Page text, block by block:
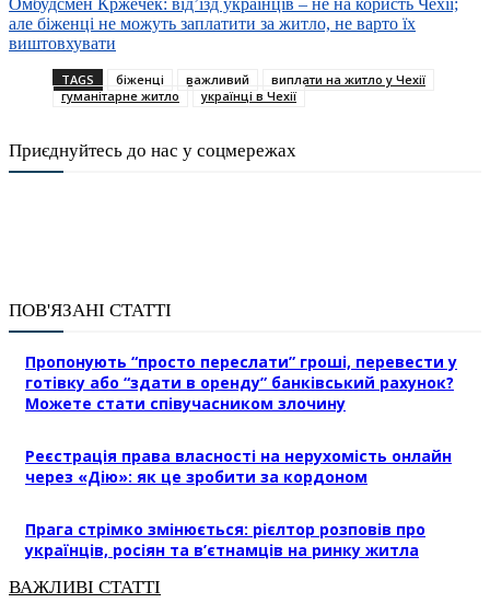
але біженці не можуть заплатити за житло, не варто їх
виштовхувати
TAGS біженці важливий
виплати на житло у Чехії
гуманітарне житло
українці в Чехії
Приєднуйтесь до нас у соцмережах
ПОВ'ЯЗАНІ СТАТТІ
Пропонують “просто переслати” гроші, перевести у
готівку або “здати в оренду” банківський рахунок?
Можете стати співучасником злочину
Реєстрація права власності на нерухомість онлайн
через «Дію»: як це зробити за кордоном
Прага стрімко змінюється: рієлтор розповів про
українців, росіян та в’єтнамців на ринку житла
ВАЖЛИВІ СТАТТІ